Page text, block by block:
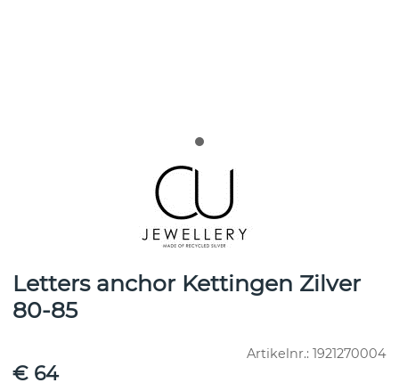
Letters anchor Kettingen Zilver
80-85
Artikelnr.: 1921270004
€ 64